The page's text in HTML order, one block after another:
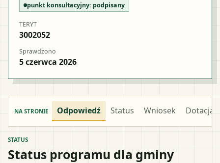
punkt konsultacyjny: podpisany
TERYT
3002052
Sprawdzono
5 czerwca 2026
NA STRONIE Odpowiedź Status Wniosek Dotacja
STATUS
Status programu dla gminy